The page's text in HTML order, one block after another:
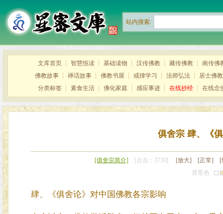
站内搜索:
文库首页 ┊ 智慧悦读 ┊ 基础读物 ┊ 汉传佛教 ┊ 藏传佛教 ┊ 南传佛
佛教故事 ┊ 禅话故事 ┊ 佛教书屋 ┊ 戒律学习 ┊ 法师弘法 ┊ 居士佛教
分类标签 ┊ 素食生活 ┊ 佛化家庭 ┊ 感应事迹 ┊ 在线抄经 ┊ 在线念
俱舍宗 肆、《
[俱舍宗简介] [点击：3730] [放大] [正常]
背景色
肆、《俱舍论》对中国佛教各宗影响